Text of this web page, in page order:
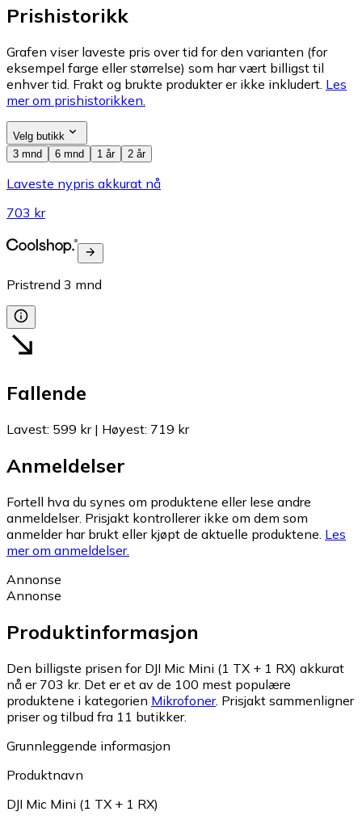
Prishistorikk
Grafen viser laveste pris over tid for den varianten (for
eksempel farge eller størrelse) som har vært billigst til
enhver tid. Frakt og brukte produkter er ikke inkludert. Les
mer om prishistorikken.
Velg butikk
3 mnd
6 mnd 1 år 2 år
Laveste nypris akkurat nå
703 kr
Pristrend 3 mnd
Fallende
Lavest: 599 kr| Høyest: 719 kr
Anmeldelser
Fortell hva du synes om produktene eller lese andre
anmeldelser. Prisjakt kontrollerer ikke om dem som
anmelder har brukt eller kjøpt de aktuelle produktene. Les
mer om anmeldelser.
Annonse
Annonse
Produktinformasjon
Den billigste prisen for DJI Mic Mini (1 TX + 1 RX) akkurat
nå er 703 kr. Det er et av de 100 mest populære
produktene i kategorien Mikrofoner. Prisjakt sammenligner
priser og tilbud fra 11 butikker.
Grunnleggende informasjon
Produktnavn
DJI Mic Mini (1 TX + 1 RX)